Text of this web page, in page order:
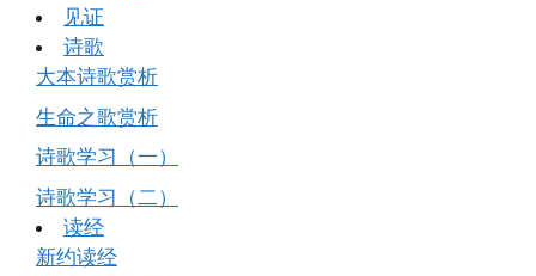
见证
诗歌
大本诗歌赏析
生命之歌赏析
诗歌学习（一）
诗歌学习（二）
读经
新约读经